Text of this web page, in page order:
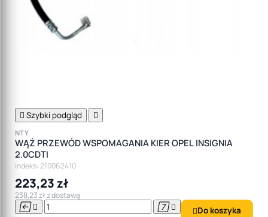
 Szybki podgląd 
NTY
WĄŻ PRZEWÓD WSPOMAGANIA KIER OPEL INSIGNIA
2.0CDTI
Indeks: 210062410
223,23 zł
238,23 zł z dostawą
    Do koszyka